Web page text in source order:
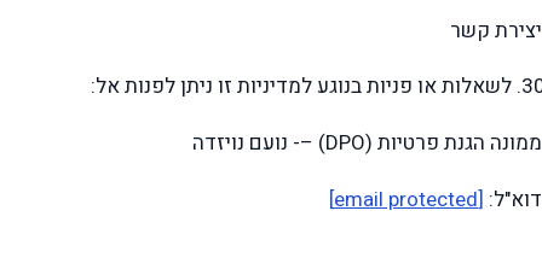
יצירת קשר
לשאלות או פניות בנוגע למדיניות זו ניתן לפנות אל:
ממונה הגנת פרטיות (DPO) –- נועם נויזדה
דוא"ל: [email protected]